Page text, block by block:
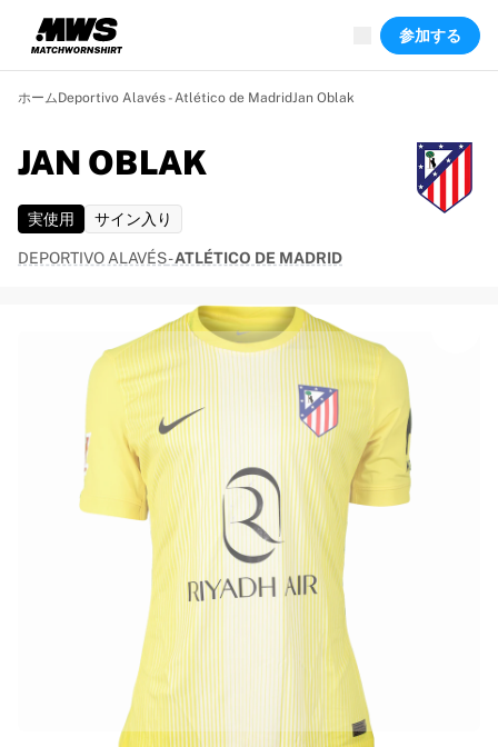
ハイライト
ワールドチャンピオンシップオークション
レジェンドコレクション
ツール・ド・フランス
オークション
まもなく終了
隠れた名作
世界選手権オークション
着用済みシャツ
サイン入りシャツ
デビューユニフォーム
額装シャツ
ハイライト
世界選手権オークション
レジェンドコレクション
サッカーをすべて見る
参加する
ホームDeportivo Alavés - Atlético de MadridJan Oblak
JAN OBLAK
実使用 サイン入り
DEPORTIVO ALAVÉS-ATLÉTICO DE MADRID